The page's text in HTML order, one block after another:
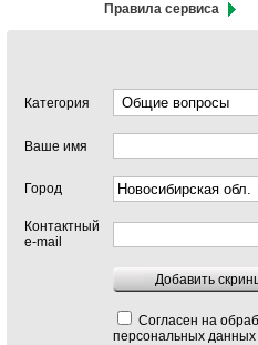
Правила сервиса
Категория
Ваше имя
Город
Контактный
e-mail
Добавить
Согласен на
персональных данных